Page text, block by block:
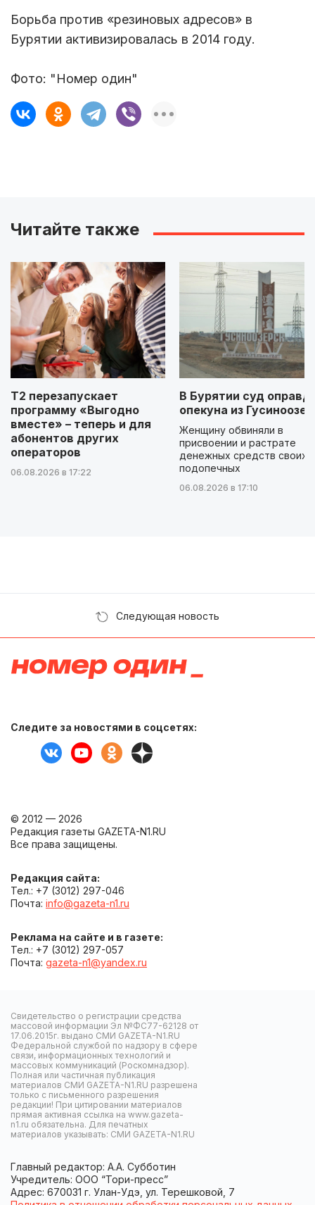
Борьба против «резиновых адресов» в
Бурятии активизировалась в 2014 году.
Фото: "Номер один"
Читайте также
Т2 перезапускает
программу «Выгодно
вместе» – теперь и для
абонентов других
операторов
06.08.2026 в 17:22
В Бурятии суд
опекуна из
Женщину обвиняли в
присвоении и растрате
денежных средств своих
подопечных
06.08.2026 в 17:10
Следующая новость
Следите за новостями в соцсетях:
© 2012 — 2026
Редакция газеты GAZETA-N1.RU
Все права защищены.
Редакция сайта:
Тел.: +7 (3012) 297-046
Почта: info@gazeta-n1.ru
Реклама на сайте и в газете:
Тел.: +7 (3012) 297-057
Почта: gazeta-n1@yandex.ru
Свидетельство о регистрации средства
массовой информации Эл №ФС77-62128 от
17.06.2015г. выдано СМИ GAZETA-N1.RU
Федеральной службой по надзору в сфере
связи, информационных технологий и
массовых коммуникаций (Роскомнадзор).
Полная или частичная публикация
материалов СМИ GAZETA-N1.RU разрешена
только с письменного разрешения
редакции! При цитировании материалов
прямая активная ссылка на www.gazeta-
n1.ru обязательна. Для печатных
материалов указывать: СМИ GAZETA-N1.RU
Главный редактор: А.А. Субботин
Учредитель: ООО “Тори-пресс”
Адрес: 670031 г. Улан-Удэ, ул. Терешковой, 7